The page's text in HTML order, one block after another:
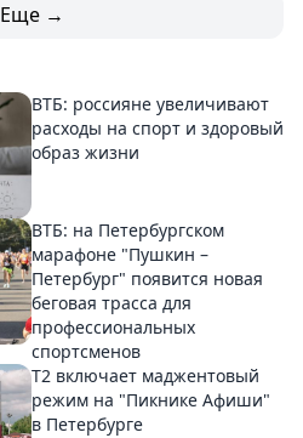
Еще →
ВТБ: россияне увеличивают
расходы на спорт и здоровый
образ жизни
ВТБ: на Петербургском
марафоне "Пушкин –
Петербург" появится новая
беговая трасса для
профессиональных
спортсменов
Т2 включает маджентовый
режим на "Пикнике Афиши"
в Петербурге